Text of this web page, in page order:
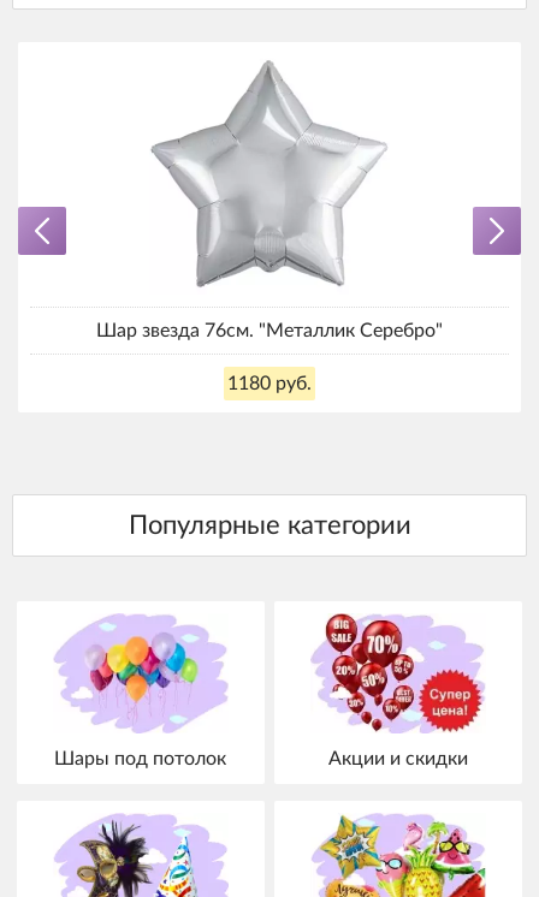
Шар звезда 76см. "Металлик Серебро"
1180 руб.
Шары под потолок Акции и скидки